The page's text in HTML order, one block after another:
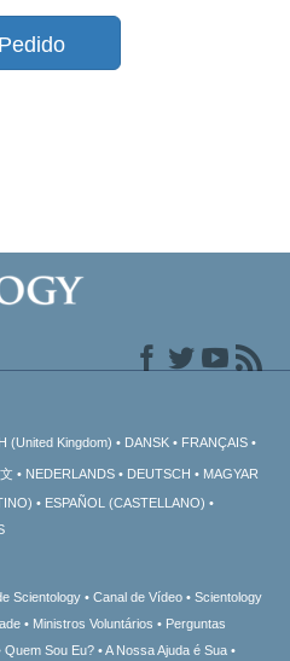
Pedido
(United Kingdom) DANSK FRANÇAIS
NEDERLANDS DEUTSCH
MAGYAR
ESPAÑOL (CASTELLANO)
Scientology Canal de Vídeo
Scientology
Ministros Voluntários
Perguntas
Quem Sou Eu? A Nossa Ajuda é Sua